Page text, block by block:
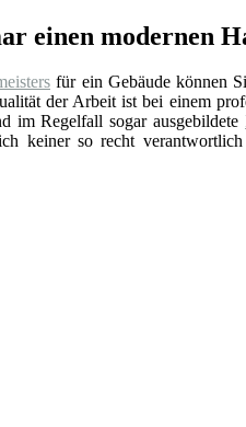
einen modernen
für ein Gebäude können
der Arbeit ist bei einem
im Regelfall sogar ausgebildete
keiner so recht